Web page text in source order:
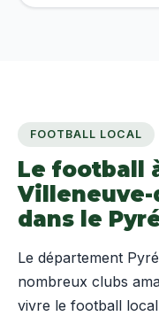
FOOTBALL LOCAL
Le football
Villeneuve-
dans le
Le département
nombreux clubs
vivre le football